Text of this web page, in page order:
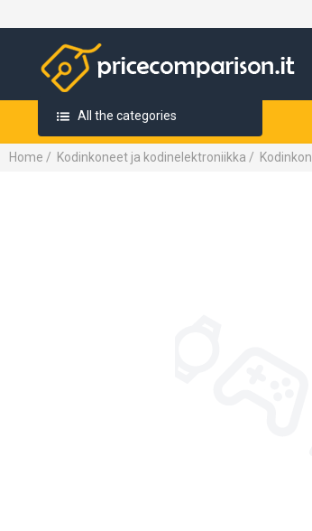
All the categories
Home / Kodinkoneet ja kodinelektroniikka /